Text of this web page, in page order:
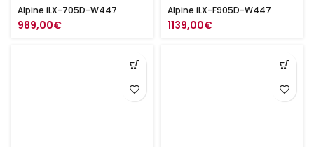
Alpine iLX-705D-W447
989,00€
Alpine iLX-F905D-W447
1139,00€